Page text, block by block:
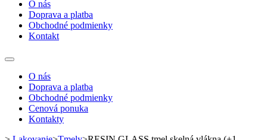
O nás
Doprava a platba
Obchodné podmienky
Kontakt
navigation
O nás
Doprava a platba
Obchodné podmienky
Cenová ponuka
Kontakty